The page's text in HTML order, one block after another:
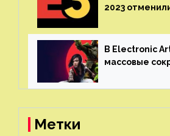
2023
выставка не
В Electronic
массовые
Метки